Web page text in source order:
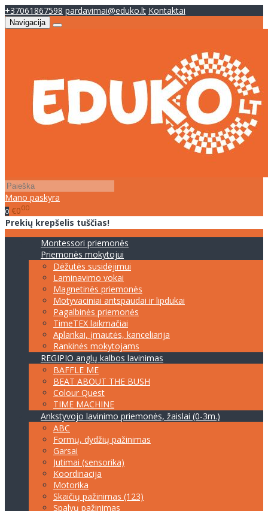
+37061867598 pardavimai@eduko.lt Kontaktai
Navigacija
Mano paskyra
0 €000
Prekių krepšelis tuščias!
Montessori priemonės
Priemonės mokytojui
Dėžutės susidėjimui
Laminavimo vokai
Magnetinės priemonės
Motyvaciniai antspaudai ir lipdukai
Pagalbinės priemonės
TimeTEX laikmačiai
Aplankai, įmautės, kanceliarija
Rankinės mokytojams
REGIPIO anglų kalbos lavinimas
BAFFLE ME
BEAT ABOUT THE BUSH
Colour Quest
TIME MACHINE
Ankstyvojo lavinimo priemonės, žaislai (0-3m.)
ABC
Formų, dydžių pažinimas
Garsai
Jutimai (sensorika)
Koordinacija
Motorika
Skaičių pažinimas (123)
Spalvų pažinimas